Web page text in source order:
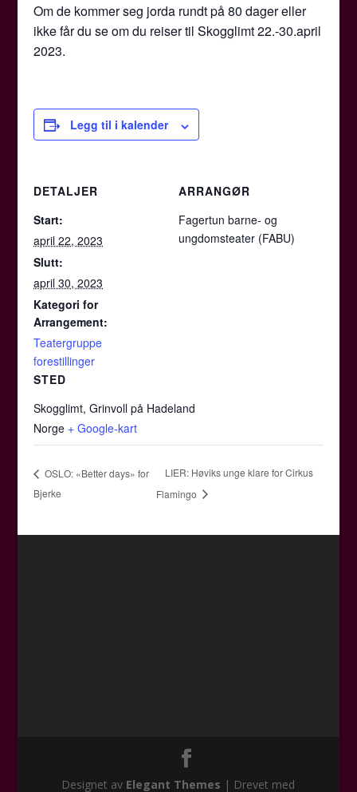
Om de kommer seg jorda rundt på 80 dager eller
ikke får du se om du reiser til Skogglimt 22.-30.april
2023.
Legg til i kalender
DETALJER
Start:
april 22, 2023
Slutt:
april 30, 2023
Kategori for
Arrangement:
Teatergruppe
forestillinger
STED
Skogglimt, Grinvoll på Hadeland
Norge + Google-kart
ARRANGØR
Fagertun barne- og
ungdomsteater (FABU)
OSLO: «Better days» for
Bjerke
LIER: Høviks unge klare for Cirkus
Flamingo
Designet av Elegant Themes | Drevet med